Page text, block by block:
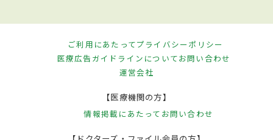
ご利用にあたってプライバシーポリシー
医療広告ガイドラインについてお問い合わせ
運営会社
【医療機関の方】
情報掲載にあたって お問い合わせ